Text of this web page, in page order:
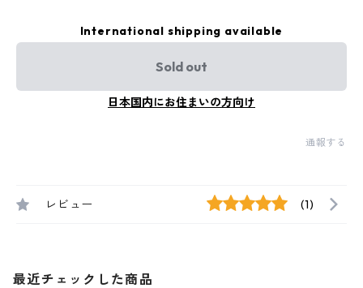
International shipping available
Sold out
日本国内にお住まいの方向け
通報する
レビュー (1)
最近チェックした商品